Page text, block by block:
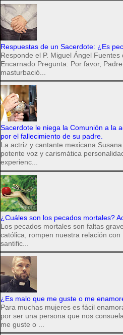
Respuestas de un Sacerdote: ¿Es
Responde el P. Miguel Ángel Fuentes
Encarnado Pregunta: Por favor,
masturbació...
Sacerdote le niega la Comunión a la
por el fallecimiento de su padre.
La actriz y cantante mexicana
potente voz y carismática
experienc...
¿Cuáles son los pecados mortales?
Los pecados mortales son faltas
católica, rompen nuestra relación
santific...
¿Es malo que me guste o me
Para muchas mujeres es fácil
por ser una persona que nos
me guste o ...